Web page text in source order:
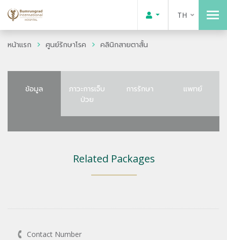
TH
หน้าแรก ศูนย์รักษาโรค คลินิกสายตาสั้น
ข้อมูล
ภาวะการเจ็บ
ป่วย
การรักษา แพทย์
Related Packages
Contact Number